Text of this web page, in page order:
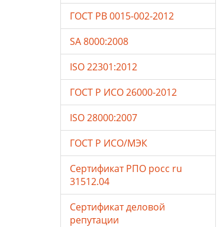
ГОСТ РВ 0015-002-2012
SA 8000:2008
ISO 22301:2012
ГОСТ Р ИСО 26000-2012
ISO 28000:2007
ГОСТ Р ИСО/МЭК
Сертификат РПО росс ru
31512.04
Сертификат деловой
репутации